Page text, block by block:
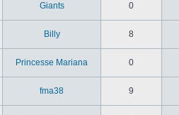
Giants 0
Billy 8
Princesse Mariana 0
fma38 9